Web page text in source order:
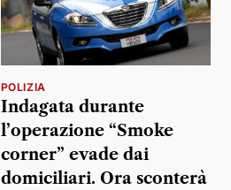
POLIZIA
Indagata durante
l’operazione “Smoke
corner” evade dai
domiciliari. Ora sconterà